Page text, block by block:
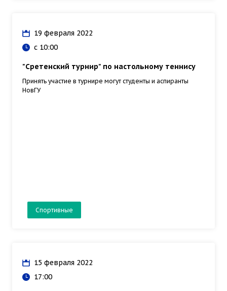
19 февраля 2022
с 10:00
"Сретенский турнир" по настольному теннису
Принять участие в турнире могут студенты и аспиранты
НовГУ
Спортивные
15 февраля 2022
17:00